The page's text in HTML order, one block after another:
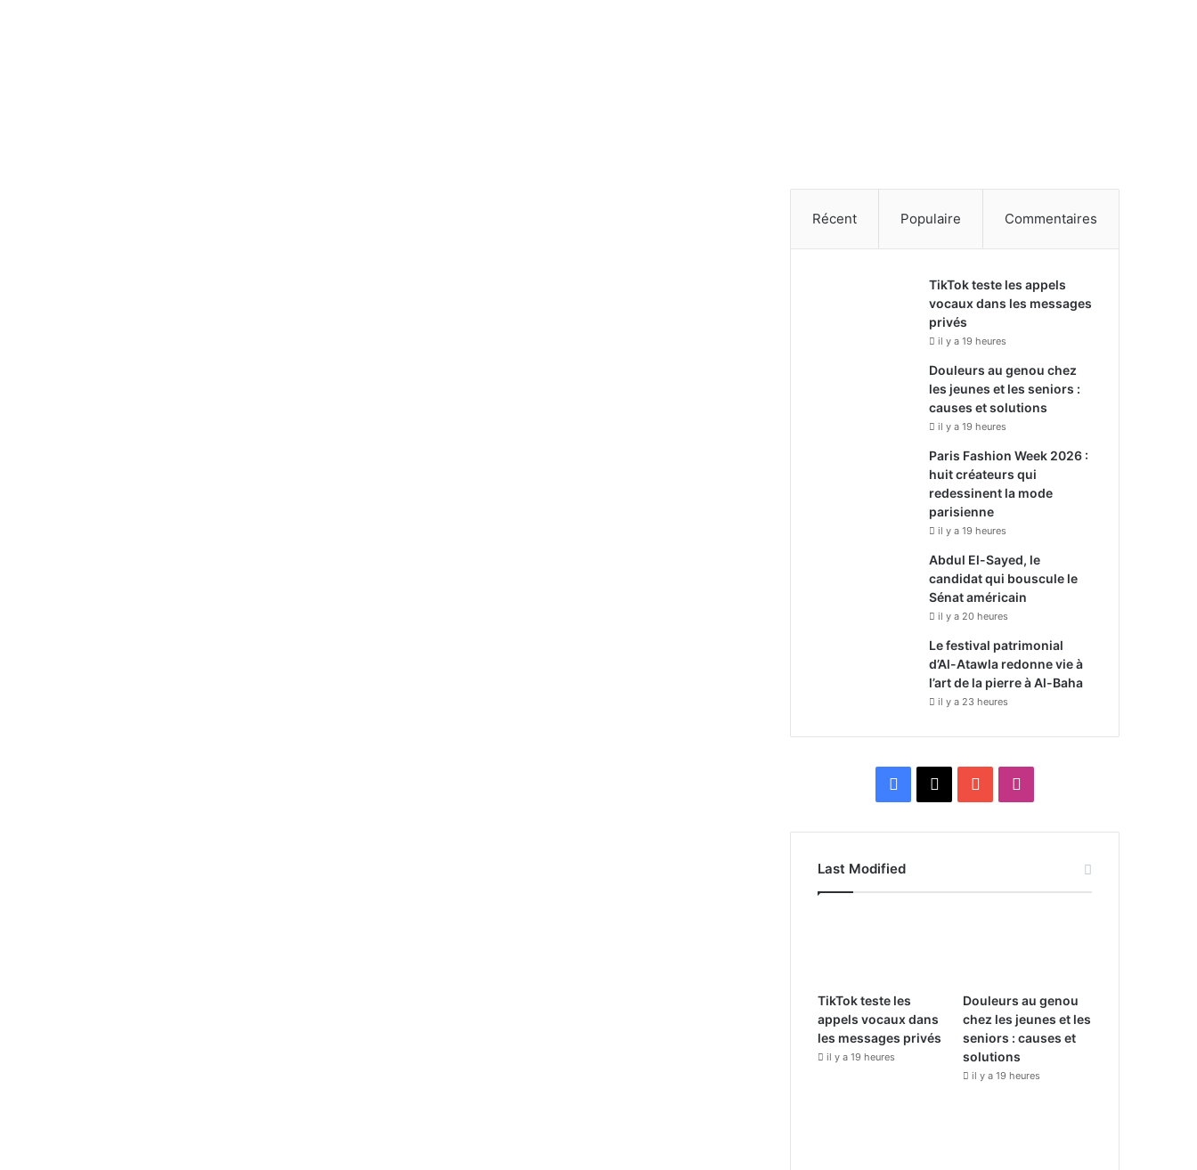
Récent Populaire Commentaires
TikTok teste les appels
vocaux dans les messages
privés
il y a 19 heures
Douleurs au genou chez
les jeunes et les seniors :
causes et solutions
il y a 19 heures
Paris Fashion Week 2026 :
huit créateurs qui
redessinent la mode
parisienne
il y a 19 heures
Abdul El-Sayed, le
candidat qui bouscule le
Sénat américain
il y a 20 heures
Le festival patrimonial
d’Al-Atawla redonne vie à
l’art de la pierre à Al-Baha
il y a 23 heures
e
o
k
T
e
t
r
a
Last Modified
TikTok teste les
appels vocaux dans
les messages privés
il y a 19 heures
Douleurs au genou
chez les jeunes et les
seniors : causes et
solutions
il y a 19 heures